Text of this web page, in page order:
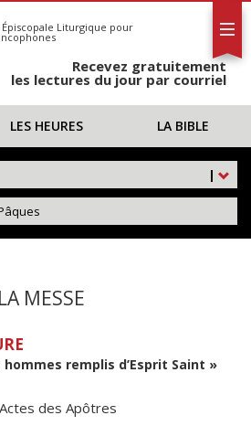
Liturgique pour
Recevez gratuitement
les lectures du jour par courriel
LES HEURES LA BIBLE
|
MESSE
remplis d’Esprit Saint »
des Apôtres